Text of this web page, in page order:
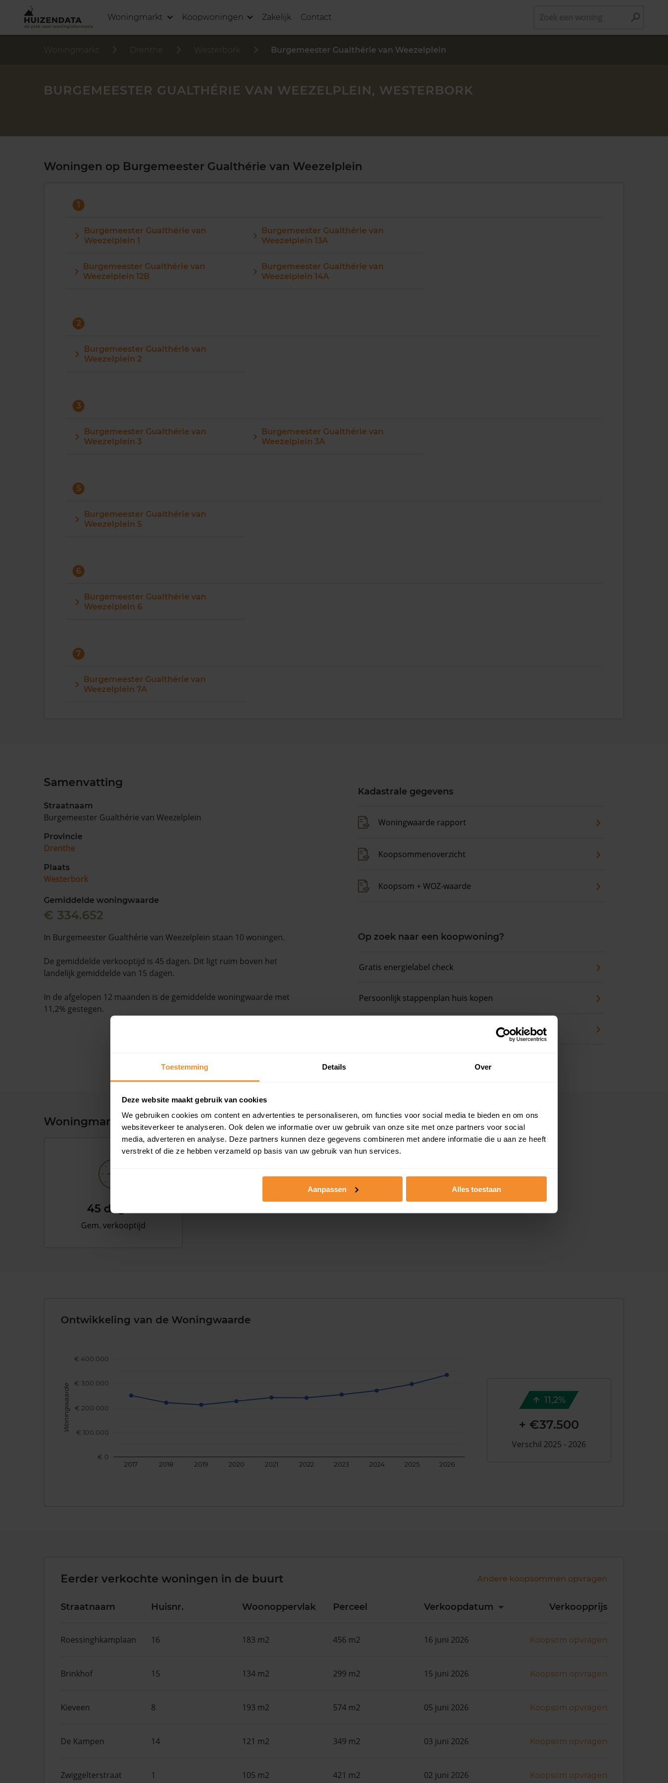
Toestemming Details Over
Deze website maakt gebruik van cookies
We gebruiken cookies om content en advertenties te personaliseren, om functies voor social media te bieden en om ons
websiteverkeer te analyseren. Ook delen we informatie over uw gebruik van onze site met onze partners voor social
media, adverteren en analyse. Deze partners kunnen deze gegevens combineren met andere informatie die u aan ze heeft
verstrekt of die ze hebben verzameld op basis van uw gebruik van hun services.
Aanpassen Alles toestaan
Woningmarkt Koopwoningen Zakelijk Contact
Woningmarkt Drenthe Westerbork Burgemeester Gualthérie van Weezelplein
BURGEMEESTER GUALTHÉRIE VAN WEEZELPLEIN, WESTERBORK
Woningen op Burgemeester Gualthérie van Weezelplein
1
Burgemeester Gualthérie van
Weezelplein 1
Burgemeester Gualthérie van
Weezelplein 12B
Burgemeester Gualthérie van
Weezelplein 13A
Burgemeester Gualthérie van
Weezelplein 14A
2
Burgemeester Gualthérie van
Weezelplein 2
3
Burgemeester Gualthérie van
Weezelplein 3
Burgemeester Gualthérie van
Weezelplein 3A
5
Burgemeester Gualthérie van
Weezelplein 5
6
Burgemeester Gualthérie van
Weezelplein 6
7
Burgemeester Gualthérie van
Weezelplein 7A
Samenvatting
Straatnaam
Burgemeester Gualthérie van Weezelplein
Provincie
Drenthe
Plaats
Westerbork
Gemiddelde woningwaarde
€ 334.652
In Burgemeester Gualthérie van Weezelplein staan 10 woningen.
De gemiddelde verkooptijd is 45 dagen. Dit ligt ruim boven het
landelijk gemiddelde van 15 dagen.
In de afgelopen 12 maanden is de gemiddelde woningwaarde met
11,2% gestegen.
Kadastrale gegevens
Woningwaarde rapport
Koopsommenoverzicht
Koopsom + WOZ-waarde
Op zoek naar een koopwoning?
Gratis energielabel check
Persoonlijk stappenplan huis kopen
Woningmarkt en woningwaarde
45 dagen
Gem. verkooptijd
Ontwikkeling van de Woningwaarde
2017 2018 2019 2020 2021 2022 2023 2024 2025 2026
€ 0
€ 100.000
€ 200.000
€ 300.000
€ 400.000
Woningwaarde 11,2%
+ €37.500
Verschil 2025 - 2026
Eerder verkochte woningen in de buurt Andere koopsommen opvragen
Straatnaam Huisnr. Woonoppervlak Perceel Verkoopdatum Verkoopprijs
Roessinghkamplaan 16 183 m2 456 m2 16 juni 2026 Koopsom opvragen
Brinkhof 15 134 m2 299 m2 15 juni 2026 Koopsom opvragen
Kieveen 8 193 m2 574 m2 05 juni 2026 Koopsom opvragen
De Kampen 14 121 m2 349 m2 03 juni 2026 Koopsom opvragen
Zwiggelterstraat 1 105 m2 421 m2 02 juni 2026 Koopsom opvragen